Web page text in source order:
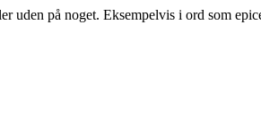
uden på noget. Eksempelvis i ord som